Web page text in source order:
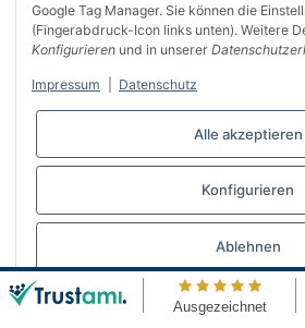
Google Tag Manager. Sie können die
(Fingerabdruck-Icon links unten). Weitere
Konfigurieren und in unserer
Impressum Datenschutz
Alle akzeptieren
Konfigurieren
Ablehnen
Über uns
Informationen
Bequem bezahlen